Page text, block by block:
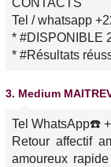
CONTACTS
Tel / whatsapp
* #DISPONIBLE
* #Résultats
3. Medium
Tel WhatsApp☎️
Retour affectif
amoureux